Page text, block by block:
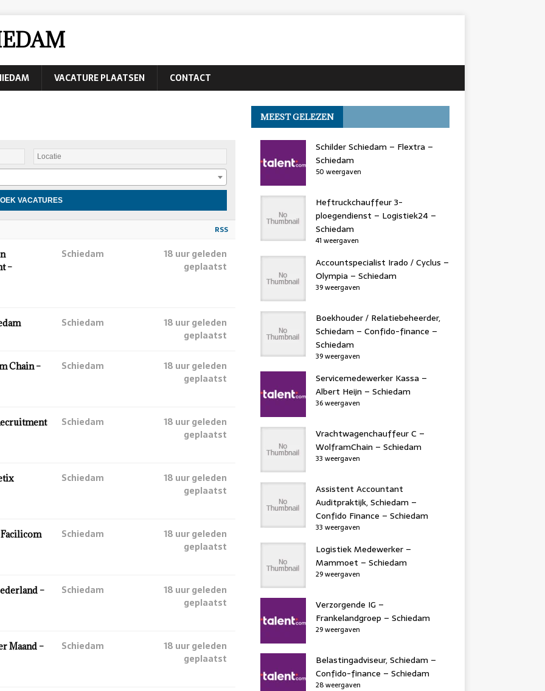
VACATURE PLAATSEN CONTACT
RSS
–
Schiedam
18 uur geleden
geplaatst
Schiedam
18 uur geleden
geplaatst
Chain – Schiedam
18 uur geleden
geplaatst
Schiedam
18 uur geleden
geplaatst
Schiedam
18 uur geleden
geplaatst
Schiedam
18 uur geleden
geplaatst
– Schiedam
18 uur geleden
geplaatst
Maand – Schiedam
18 uur geleden
geplaatst
MEEST GELEZEN
Schilder Schiedam – Flextra –
Schiedam
50 weergaven
Heftruckchauffeur 3-
ploegendienst – Logistiek24 –
Schiedam
41 weergaven
Accountspecialist Irado / Cyclus –
Olympia – Schiedam
39 weergaven
Boekhouder / Relatiebeheerder,
Schiedam – Confido-finance –
Schiedam
39 weergaven
Servicemedewerker Kassa –
Albert Heijn – Schiedam
36 weergaven
Vrachtwagenchauffeur C –
WolframChain – Schiedam
33 weergaven
Assistent Accountant
Auditpraktijk, Schiedam –
Confido Finance – Schiedam
33 weergaven
Logistiek Medewerker –
Mammoet – Schiedam
29 weergaven
Verzorgende IG –
Frankelandgroep – Schiedam
29 weergaven
Belastingadviseur, Schiedam –
Confido-finance – Schiedam
28 weergaven